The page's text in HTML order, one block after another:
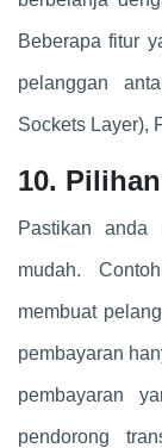
Beberapa fitur
pelanggan
Sockets Layer),
10.
Pastikan anda
mudah.
membuat
pembayaran
pembayaran
pendorong